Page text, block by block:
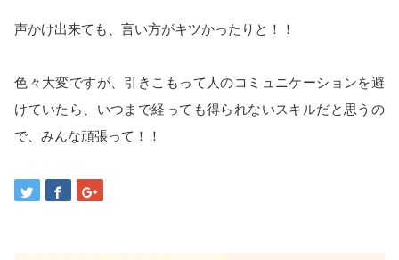
声かけ出来ても、言い方がキツかったりと！！
色々大変ですが、引きこもって人のコミュニケーションを避
けていたら、いつまで経っても得られないスキルだと思うの
で、みんな頑張って！！